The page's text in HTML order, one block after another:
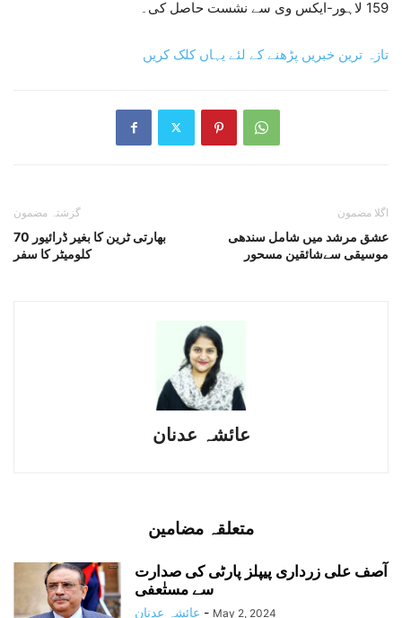
159 لاہور-ایکس وی سے نشست حاصل کی۔
تازہ ترین خبریں پڑھنے کے لئے یہاں کلک کریں
گزشتہ مضمون
بھارتی ٹرین کا بغیر ڈرائیور 70
کلومیٹر کا سفر
اگلا مضمون
عشق مرشد میں شامل سندھی
موسیقی سےشائقین مسحور
عائشہ عدنان
متعلقہ مضامین
آصف علی زرداری پیپلز پارٹی کی صدارت
سے مستٰعفی
عائشہ عدنان - May 2, 2024